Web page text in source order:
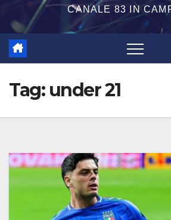
CANALE 83 IN
Tag: under 21